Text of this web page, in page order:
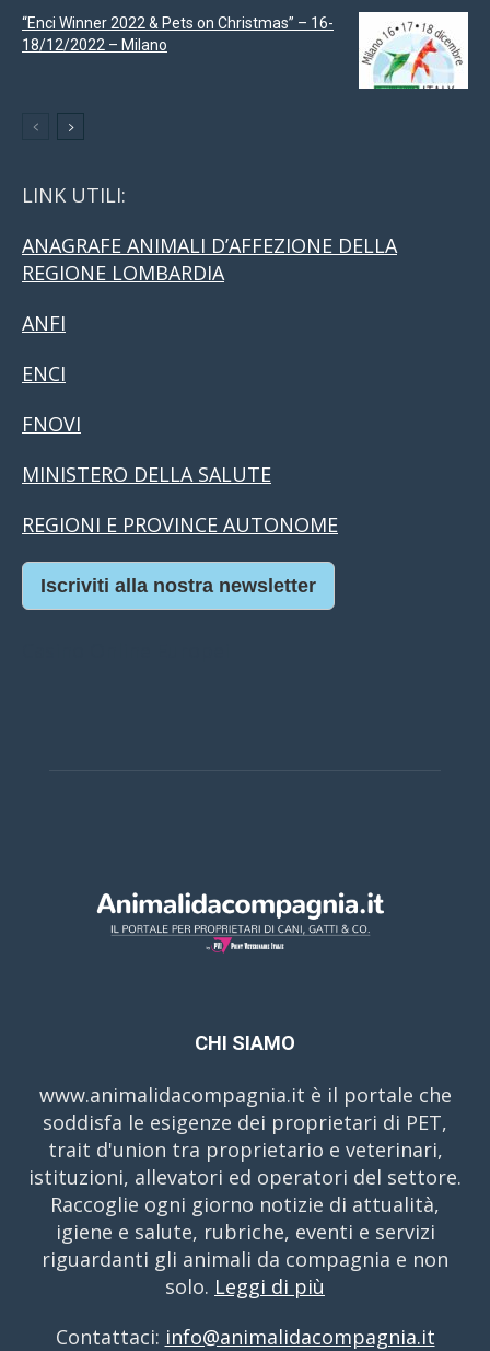
“Enci Winner 2022 & Pets on Christmas” – 16-
18/12/2022 – Milano
LINK UTILI:
ANAGRAFE ANIMALI D’AFFEZIONE DELLA
REGIONE LOMBARDIA
ANFI
ENCI
FNOVI
MINISTERO DELLA SALUTE
REGIONI E PROVINCE AUTONOME
Iscriviti alla nostra newsletter
CHI SIAMO
www.animalidacompagnia.it è il portale che
soddisfa le esigenze dei proprietari di PET,
trait d'union tra proprietario e veterinari,
istituzioni, allevatori ed operatori del settore.
Raccoglie ogni giorno notizie di attualità,
igiene e salute, rubriche, eventi e servizi
riguardanti gli animali da compagnia e non
solo. Leggi di più
Contattaci: info@animalidacompagnia.it